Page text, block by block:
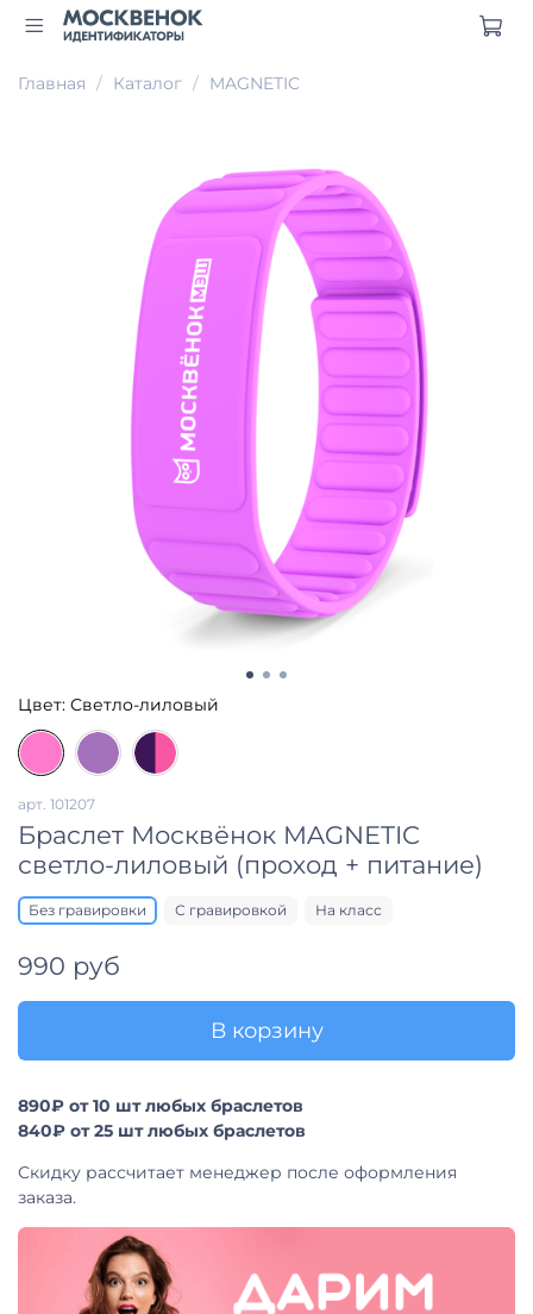
Главная Каталог MAGNETIC
Цвет: Светло-лиловый
арт. 101207
Браслет Москвёнок MAGNETIC
светло-лиловый (проход + питание)
Без гравировки С гравировкой На класс
990 руб
В корзину
890₽ от 10 шт любых браслетов
840₽ от 25 шт любых браслетов
Скидку рассчитает менеджер после оформления
заказа.